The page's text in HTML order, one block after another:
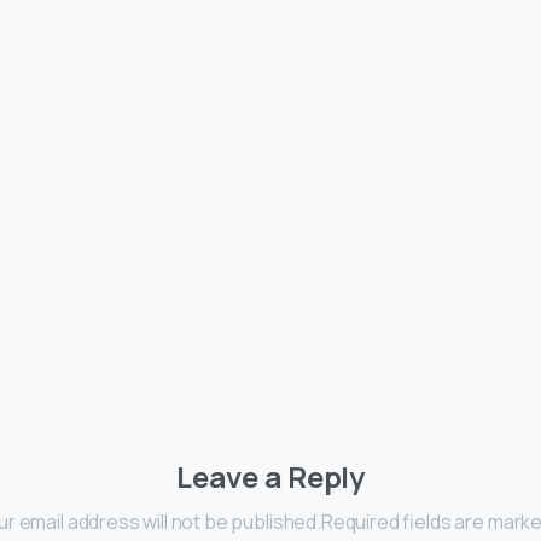
Leave a Reply
email address will not be published.Required fields are